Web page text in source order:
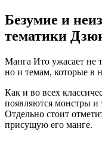
Безумие и
тематики
Манга Ито ужасает не
но и темам, которые в
Как и во всех
появляются монстры и
Отдельно стоит
присущую его манге.